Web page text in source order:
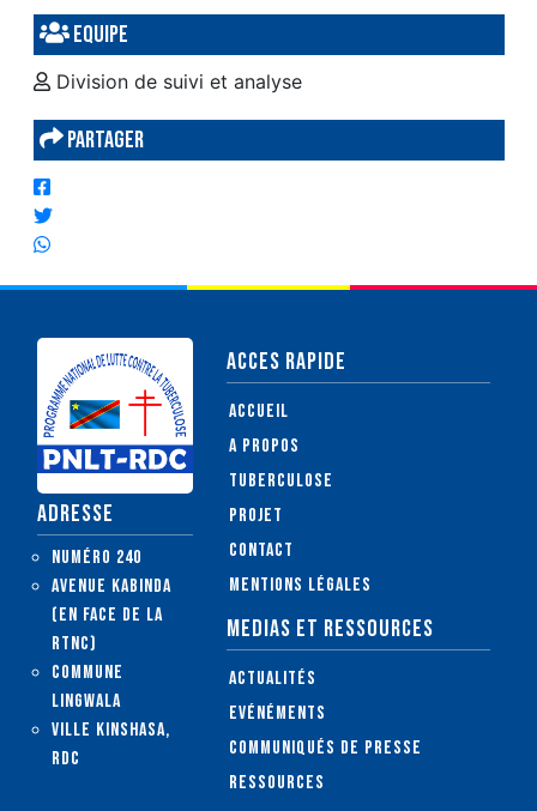
Equipe
Division de suivi et analyse
Partager
ADRESSE
Numéro 240
Avenue Kabinda
(en face de la
RTNC)
Commune
Lingwala
Ville Kinshasa,
RDC
ACCES RAPIDE
Accueil
A propos
Tuberculose
Projet
Contact
Mentions légales
MEDIAS ET RESSOURCES
Actualités
Evénéments
Communiqués de presse
Ressources